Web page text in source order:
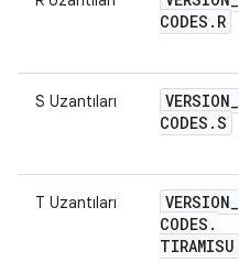
CODES . R
S Uzantıları VERSION_
CODES .S
T Uzantıları VERSION_
CODES .
TIRAMISU